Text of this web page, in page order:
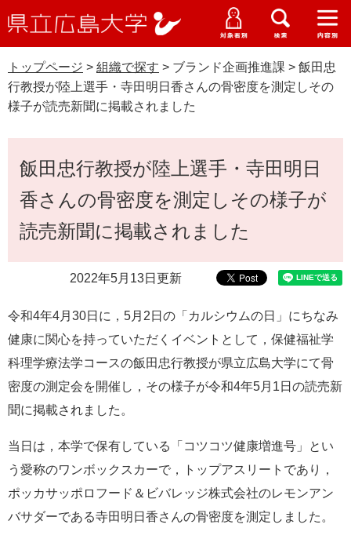
ー
ジ
先
頭
ニ
ュ
を
飛
ニ
ー
ニ
ュ
ー
ニ
ュ
ー
立
大
学
受験生の皆さま
在学生の皆さま
地域・企業の皆さま
研究者の皆さま
教職員の皆さま
受験生特設サイト
WEB版大学案内
資料請求
交通アクセス
English
中文簡体 中文繁体 한국어
o
g
e
カ
タ
検
すべて ページ PDF
大学概要
学部・大学院・専攻科
学生生活・就職支援
研究・地域連携・国際交流
入試情報
トップページ > 組織で探す > ブランド企画推進課 > 飯田忠
行教授が陸上選手・寺田明日香さんの骨密度を測定しその
様子が読売新聞に掲載されました
文飯田忠行教授が陸上選手・寺田明日
香さんの骨密度を測定しその様子が
読売新聞に掲載されました
2022年5月13日更新
令和4年4月30日に，5月2日の「カルシウムの日」にちなみ
健康に関心を持っていただくイベントとして，保健福祉学
科理学療法学コースの飯田忠行教授が県立広島大学にて骨
密度の測定会を開催し，その様子が令和4年5月1日の読売新
聞に掲載されました。
当日は，本学で保有している「コツコツ健康増進号」とい
う愛称のワンボックスカーで，トップアスリートであり，
ポッカサッポロフード＆ビバレッジ株式会社のレモンアン
バサダーである寺田明日香さんの骨密度を測定しました。